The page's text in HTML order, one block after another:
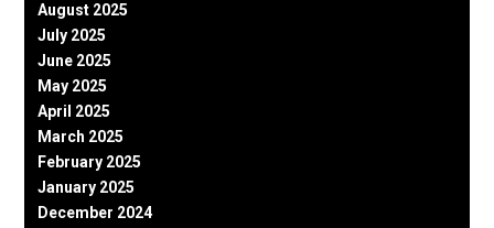
August 2025
July 2025
June 2025
May 2025
April 2025
March 2025
February 2025
January 2025
December 2024